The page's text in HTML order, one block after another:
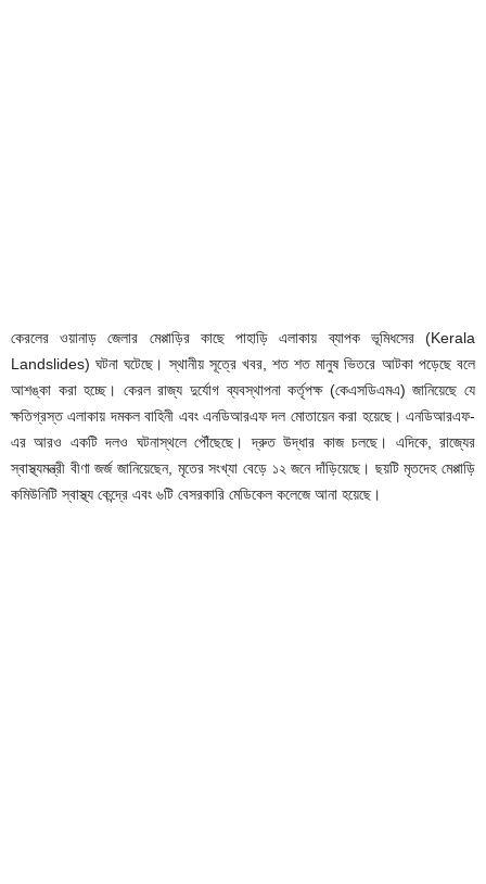
কেরলের ওয়ানাড় জেলার মেপ্পাড়ির কাছে পাহাড়ি এলাকায় ব্যাপক ভূমিধসের (Kerala
Landslides) ঘটনা ঘটেছে। স্থানীয় সূত্রে খবর, শত শত মানুষ ভিতরে আটকা পড়েছে বলে
আশঙ্কা করা হচ্ছে। কেরল রাজ্য দুর্যোগ ব্যবস্থাপনা কর্তৃপক্ষ (কেএসডিএমএ) জানিয়েছে যে
ক্ষতিগ্রস্ত এলাকায় দমকল বাহিনী এবং এনডিআরএফ দল মোতায়েন করা হয়েছে। এনডিআরএফ-
এর আরও একটি দলও ঘটনাস্থলে পৌঁছেছে। দ্রুত উদ্ধার কাজ চলছে। এদিকে, রাজ্যের
স্বাস্থ্যমন্ত্রী বীণা জর্জ জানিয়েছেন, মৃতের সংখ্যা বেড়ে ১২ জনে দাঁড়িয়েছে। ছয়টি মৃতদেহ মেপ্পাড়ি
কমিউনিটি স্বাস্থ্য কেন্দ্রে এবং ৬টি বেসরকারি মেডিকেল কলেজে আনা হয়েছে।